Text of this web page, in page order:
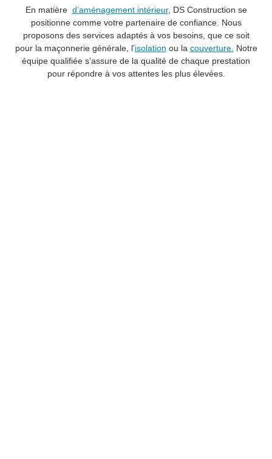
En matière d’aménagement intérieur, DS Construction se
positionne comme votre partenaire de confiance. Nous
proposons des services adaptés à vos besoins, que ce soit
pour la maçonnerie générale, l’isolation ou la couverture. Notre
équipe qualifiée s’assure de la qualité de chaque prestation
pour répondre à vos attentes les plus élevées.